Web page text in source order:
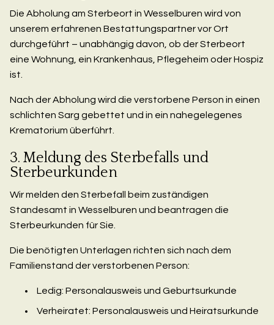
Die Abholung am Sterbeort in Wesselburen wird von
unserem erfahrenen Bestattungspartner vor Ort
durchgeführt – unabhängig davon, ob der Sterbeort
eine Wohnung, ein Krankenhaus, Pflegeheim oder Hospiz
ist.
Nach der Abholung wird die verstorbene Person in einen
schlichten Sarg gebettet und in ein nahegelegenes
Krematorium überführt.
3. Meldung des Sterbefalls und
Sterbeurkunden
Wir melden den Sterbefall beim zuständigen
Standesamt in Wesselburen und beantragen die
Sterbeurkunden für Sie.
Die benötigten Unterlagen richten sich nach dem
Familienstand der verstorbenen Person:
Ledig: Personalausweis und Geburtsurkunde
Verheiratet: Personalausweis und Heiratsurkunde